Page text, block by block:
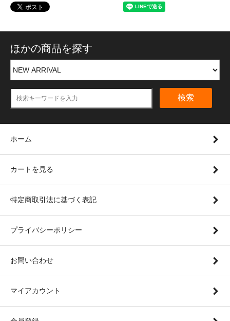
ほかの商品を探す
検索
ホーム
カートを見る
特定商取引法に基づく表記
プライバシーポリシー
お問い合わせ
マイアカウント